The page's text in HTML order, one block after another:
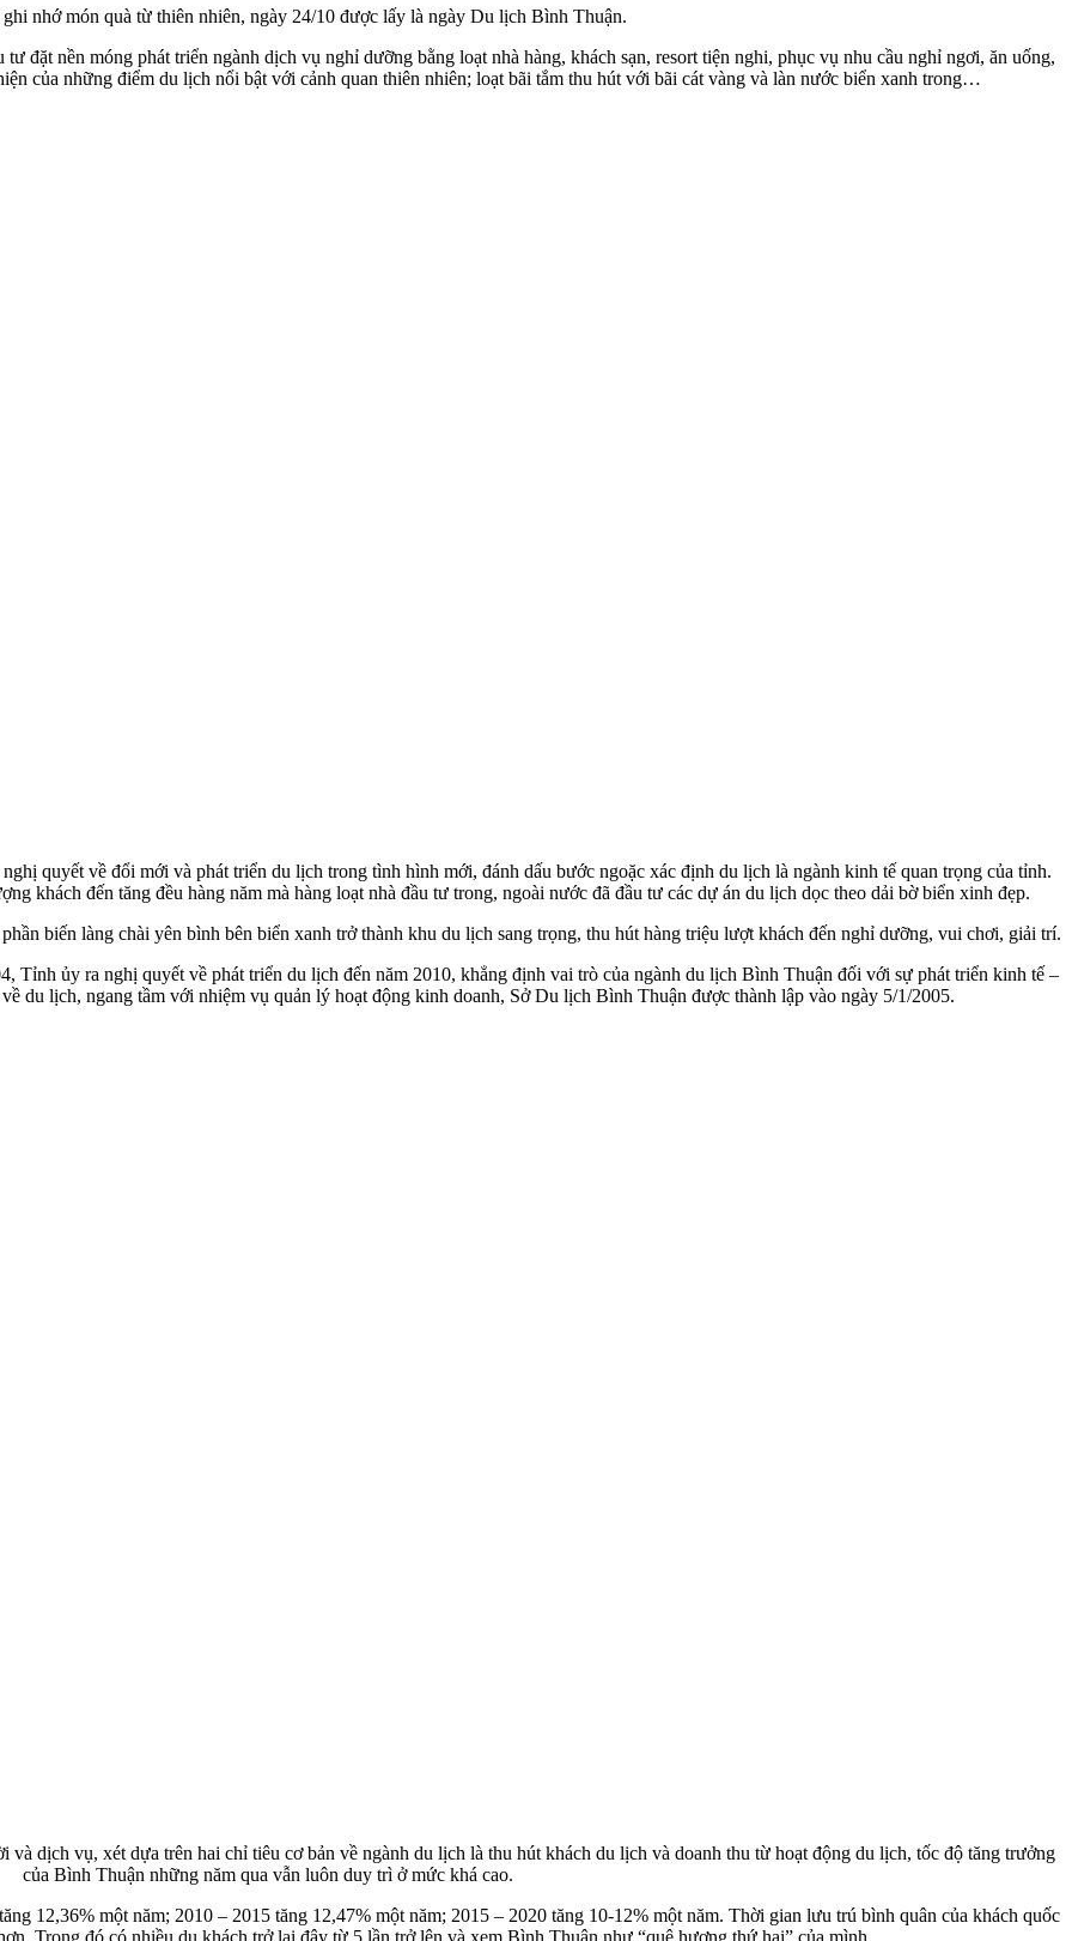
nhớ món quà từ thiên nhiên, ngày 24/10 được lấy là ngày Du lịch Bình Thuận.
đặt nền móng phát triển ngành dịch vụ nghỉ dưỡng bằng loạt nhà hàng, khách sạn, resort tiện nghi, phục vụ nhu cầu nghỉ ngơi, ăn uống,
của những điểm du lịch nổi bật với cảnh quan thiên nhiên; loạt bãi tắm thu hút với bãi cát vàng và làn nước biển xanh trong…
quyết về đổi mới và phát triển du lịch trong tình hình mới, đánh dấu bước ngoặc xác định du lịch là ngành kinh tế quan trọng của tỉnh.
khách đến tăng đều hàng năm mà hàng loạt nhà đầu tư trong, ngoài nước đã đầu tư các dự án du lịch dọc theo dải bờ biển xinh đẹp.
biến làng chài yên bình bên biển xanh trở thành khu du lịch sang trọng, thu hút hàng triệu lượt khách đến nghỉ dưỡng, vui chơi, giải trí.
Tỉnh ủy ra nghị quyết về phát triển du lịch đến năm 2010, khẳng định vai trò của ngành du lịch Bình Thuận đối với sự phát triển kinh tế –
du lịch, ngang tầm với nhiệm vụ quản lý hoạt động kinh doanh, Sở Du lịch Bình Thuận được thành lập vào ngày 5/1/2005.
dịch vụ, xét dựa trên hai chỉ tiêu cơ bản về ngành du lịch là thu hút khách du lịch và doanh thu từ hoạt động du lịch, tốc độ tăng trưởng
của Bình Thuận những năm qua vẫn luôn duy trì ở mức khá cao.
12,36% một năm; 2010 – 2015 tăng 12,47% một năm; 2015 – 2020 tăng 10-12% một năm. Thời gian lưu trú bình quân của khách quốc
Trong đó có nhiều du khách trở lại đây từ 5 lần trở lên và xem Bình Thuận như “quê hương thứ hai” của mình.